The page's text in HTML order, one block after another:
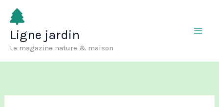
Aller
contenu
Ligne jardin
Le magazine nature & maison